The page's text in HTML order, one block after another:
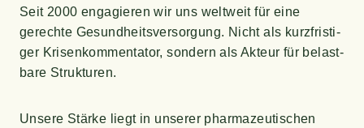
Seit 2000 enga­gie­ren wir uns welt­weit für eine
gerech­te Gesund­heits­ver­sor­gung. Nicht als kurz­fris­ti­
ger Kri­sen­kom­men­ta­tor, son­dern als Akteur für belast­
ba­re Strukturen.
Unse­re Stär­ke liegt in unse­rer phar­ma­zeu­ti­schen